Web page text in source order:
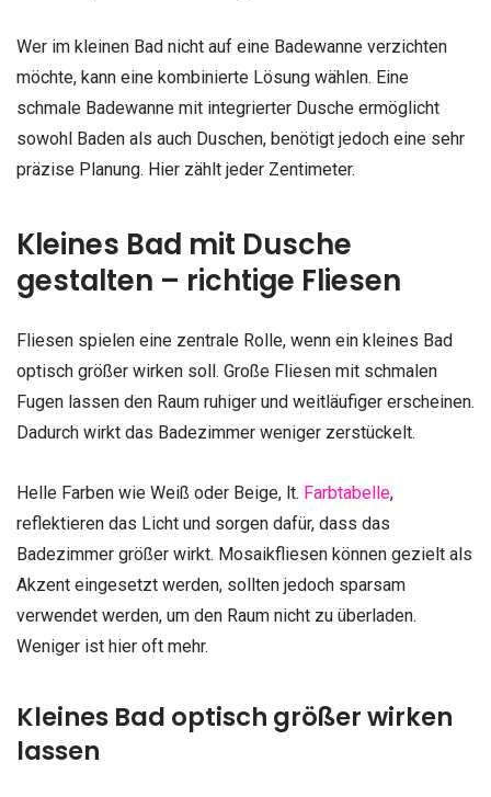
Wer im kleinen Bad nicht auf eine Badewanne verzichten
möchte, kann eine kombinierte Lösung wählen. Eine
schmale Badewanne mit integrierter Dusche ermöglicht
sowohl Baden als auch Duschen, benötigt jedoch eine sehr
präzise Planung. Hier zählt jeder Zentimeter.
Kleines Bad mit Dusche
gestalten – richtige Fliesen
Fliesen spielen eine zentrale Rolle, wenn ein kleines Bad
optisch größer wirken soll. Große Fliesen mit schmalen
Fugen lassen den Raum ruhiger und weitläufiger erscheinen.
Dadurch wirkt das Badezimmer weniger zerstückelt.
Helle Farben wie Weiß oder Beige, lt. Farbtabelle,
reflektieren das Licht und sorgen dafür, dass das
Badezimmer größer wirkt. Mosaikfliesen können gezielt als
Akzent eingesetzt werden, sollten jedoch sparsam
verwendet werden, um den Raum nicht zu überladen.
Weniger ist hier oft mehr.
Kleines Bad optisch größer wirken
lassen